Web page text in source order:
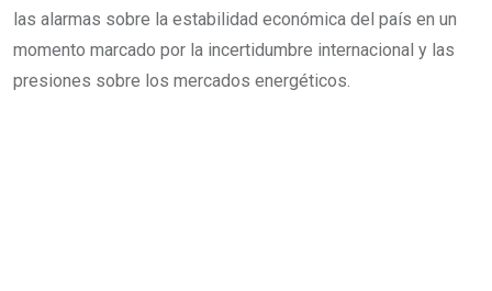
las alarmas sobre la estabilidad económica del país en un
momento marcado por la incertidumbre internacional y las
presiones sobre los mercados energéticos.